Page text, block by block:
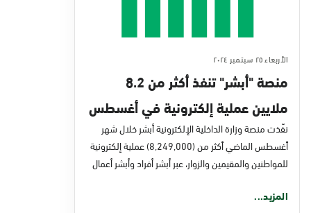
الأربعاء ٢٥ سبتمبر ٢٠٢٤
منصة "أبشر" تنفذ أكثر من 8.2
ملايين عملية إلكترونية في أغسطس
2024م
نفّذت منصة وزارة الداخلية الإلكترونية أبشر خلال شهر
أغسطس الماضي أكثر من (8,249,000) عملية إلكترونية
للمواطنين والمقيمين والزوار، عبر أبشر أفراد وأبشر أعمال
المزيد...